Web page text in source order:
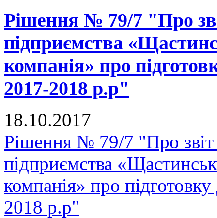
Рішення № 79/7 "Про
підприємства
компанія» про
2017-2018 р.р"
18.10.2017
Рішення № 79/7 "Про звіт
підприємства
компанія» про
2018 р.р"